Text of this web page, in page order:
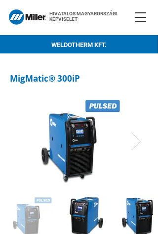
HIVATALOS MAGYARORSZÁGI
KÉPVISELET
WELDOTHERM KFT.
MigMatic® 300iP